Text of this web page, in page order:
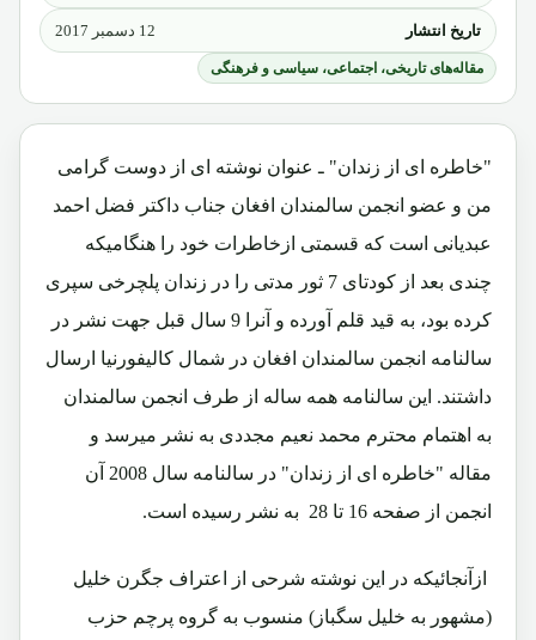
تاریخ انتشار 12 دسمبر 2017
مقاله‌های تاریخی، اجتماعی، سیاسی و فرهنگی
"خاطره ای از زندان" ـ عنوان نوشته ای از دوست گرامی
من و عضو انجمن سالمندان افغان جناب داکتر فضل احمد
عبدیانی است که قسمتی ازخاطرات خود را هنگامیکه
چندی بعد از کودتای 7 ثور مدتی را در زندان پلچرخی سپری
کرده بود، به قید قلم آورده و آنرا 9 سال قبل جهت نشر در
سالنامه انجمن سالمندان افغان در شمال کالیفورنیا ارسال
داشتند. این سالنامه همه ساله از طرف انجمن سالمندان
به اهتمام محترم محمد نعیم مجددی به نشر میرسد و
مقاله "خاطره ای از زندان" در سالنامه سال 2008 آن
انجمن از صفحه 16 تا 28 به نشر رسیده است.
ازآنجائیکه در این نوشته شرحی از اعتراف جگرن خلیل
(مشهور به خلیل سگباز) منسوب به گروه پرچم حزب